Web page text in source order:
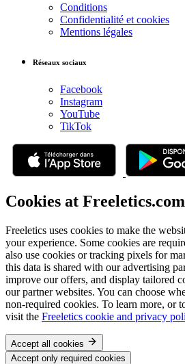
Conditions
Confidentialité et cookies
Mentions légales
Réseaux sociaux
Facebook
Instagram
YouTube
TikTok
Cookies at Freeletics.com
Freeletics uses cookies to make the
your experience. Some cookies are
also use cookies or tracking pixels for
this data is shared with our advertising
improve our offers, and display tailored
our partner websites. You can choose
non-required cookies. To learn more, or
visit the Freeletics cookie and privacy
Accept all cookies
Accept only required cookies